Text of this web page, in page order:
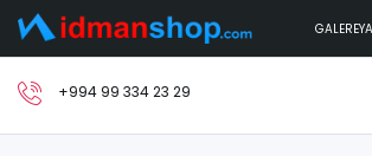
GALEREYA
+994 99 334 23 29